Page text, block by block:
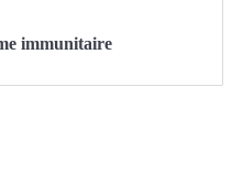
immunitaire